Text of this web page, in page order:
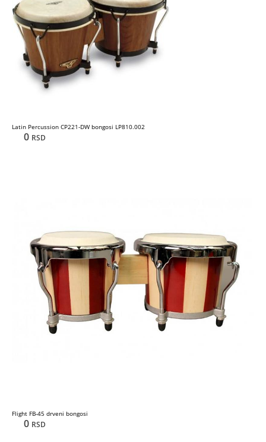
Latin Percussion CP221-DW bongosi LP810.002
0 RSD
Flight FB-45 drveni bongosi
0 RSD